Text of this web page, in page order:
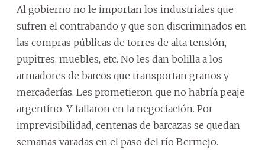
Al gobierno no le importan los industriales que
sufren el contrabando y que son discriminados en
las compras públicas de torres de alta tensión,
pupitres, muebles, etc. No les dan bolilla a los
armadores de barcos que transportan granos y
mercaderías. Les prometieron que no habría peaje
argentino. Y fallaron en la negociación. Por
imprevisibilidad, centenas de barcazas se quedan
semanas varadas en el paso del río Bermejo.